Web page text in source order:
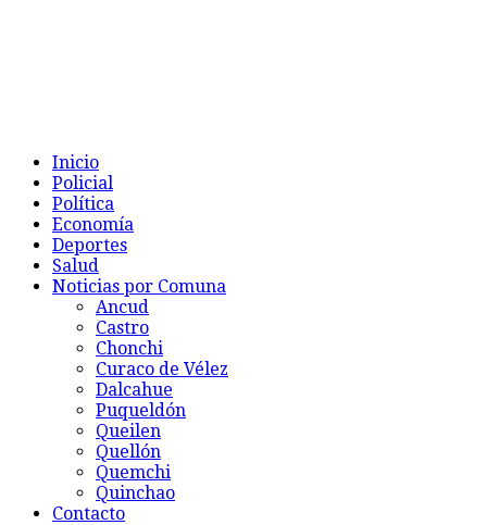
Inicio
Policial
Política
Economía
Deportes
Salud
Noticias por Comuna
Ancud
Castro
Chonchi
Curaco de Vélez
Dalcahue
Puqueldón
Queilen
Quellón
Quemchi
Quinchao
Contacto